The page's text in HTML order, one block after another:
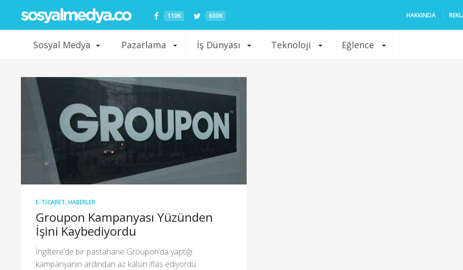
110K 600K HAKKINDA
Sosyal Medya Pazarlama İş Dünyası Teknoloji Eğlence
E-TICARET,HABERLER
Groupon Kampanyası Yüzünden
İşini Kaybediyordu
İngiltere’de bir pastahane Groupon’da yaptığı
kampanyanın ardından az kalsın iflas ediyordu.